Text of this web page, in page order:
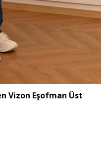
Vizon Eşofman Üst